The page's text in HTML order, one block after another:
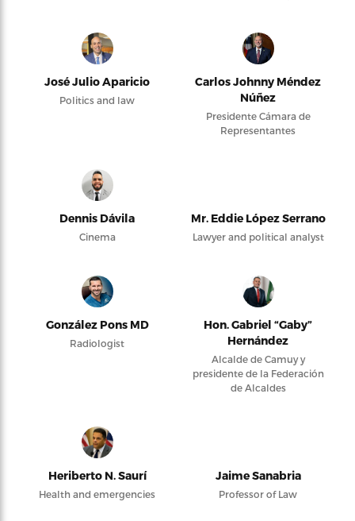
José Julio Aparicio
Politics and law
Carlos Johnny Méndez
Núñez
Presidente Cámara de
Representantes
Dennis Dávila
Cinema
Mr. Eddie López Serrano
Lawyer and political analyst
González Pons MD
Radiologist
Hon. Gabriel “Gaby”
Hernández
Alcalde de Camuy y
presidente de la Federación
de Alcaldes
Heriberto N. Saurí
Health and emergencies
Jaime Sanabria
Professor of Law